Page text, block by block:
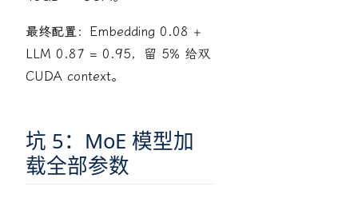
最终配置 ：Embedding 0.08 +
LLM 0.87 = 0.95，留 5% 给双
CUDA context。
坑 5：MoE 模型加
载全部参数